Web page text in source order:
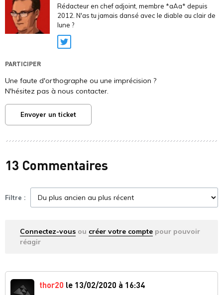
Rédacteur en chef adjoint, membre *aAa* depuis
2012. N'as tu jamais dansé avec le diable au clair de
lune ?
Twitter
PARTICIPER
Une faute d'orthographe ou une imprécision ?
N'hésitez pas à nous contacter.
Envoyer un ticket
13 Commentaires
Filtre :
Connectez-vous ou créer votre compte pour pouvoir
réagir
thor20 le 13/02/2020 à 16:34